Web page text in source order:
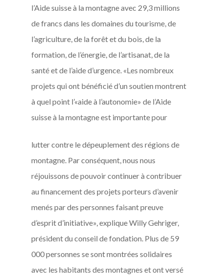
l’Aide suisse à la montagne avec 29,3 millions
de francs dans les domaines du tourisme, de
l’agriculture, de la forêt et du bois, de la
formation, de l’énergie, de l’artisanat, de la
santé et de l’aide d’urgence. «Les nombreux
projets qui ont bénéficié d’un soutien montrent
à quel point l’«aide à l’autonomie» de l’Aide
suisse à la montagne est importante pour
lutter contre le dépeuplement des régions de
montagne. Par conséquent, nous nous
réjouissons de pouvoir continuer à contribuer
au financement des projets porteurs d’avenir
menés par des personnes faisant preuve
d’esprit d’initiative», explique Willy Gehriger,
président du conseil de fondation. Plus de 59
000 personnes se sont montrées solidaires
avec les habitants des montagnes et ont versé